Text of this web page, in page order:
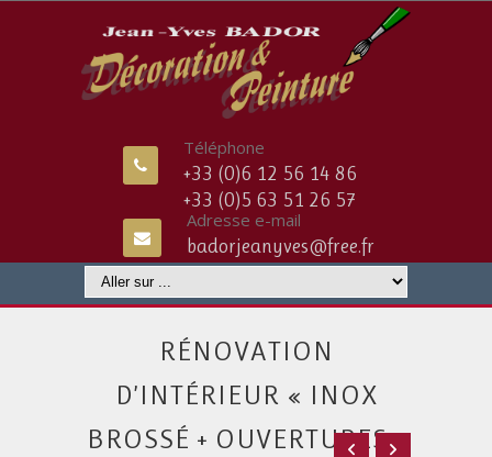
Téléphone
+33 (0)6 12 56 14 86
+33 (0)5 63 51 26 57
Adresse e-mail
badorjeanyves@free.fr
RÉNOVATION
D’INTÉRIEUR « INOX
BROSSÉ + OUVERTURES +